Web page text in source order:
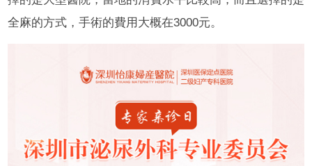
全麻的方式，手術的費用大概在3000元。